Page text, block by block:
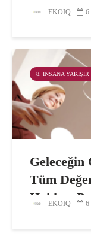
EKOIQ 6
8. İNSANA
Geleceğin
Tüm
Hakları
EKOIQ 6